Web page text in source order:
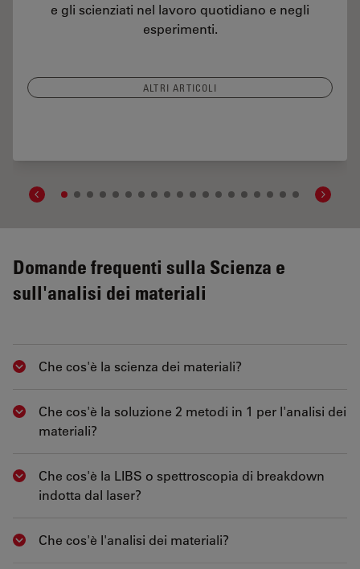
e gli scienziati nel lavoro quotidiano e negli
esperimenti.
ALTRI ARTICOLI
Domande frequenti sulla Scienza e
sull'analisi dei materiali
Show answer
Che cos'è la scienza dei materiali?
Show answer
Che cos'è la soluzione 2 metodi in 1 per l'analisi dei
materiali?
Show answer
Che cos'è la LIBS o spettroscopia di breakdown
indotta dal laser?
Show answer
Che cos'è l'analisi dei materiali?